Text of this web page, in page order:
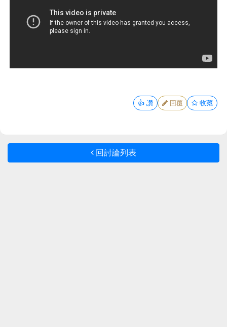
👍 讚 回覆 收藏
回討論列表